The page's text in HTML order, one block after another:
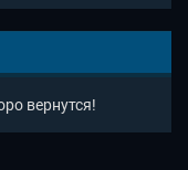
можно добывать
пропадает,
вернутся!